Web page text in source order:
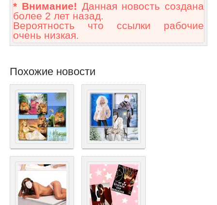
* Внимание! Данная новость создана
более 2 лет назад.
Вероятность что ссылки рабочие
очень низкая.
Похожие новости